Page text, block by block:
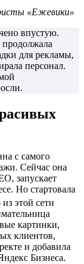
«Ежевики»
впустую.
для рекламы,
персонал.
с самого
Сейчас она
запускает
Но стартовала
этой сети
картинки,
клиентов,
и добавила
Бизнеса.